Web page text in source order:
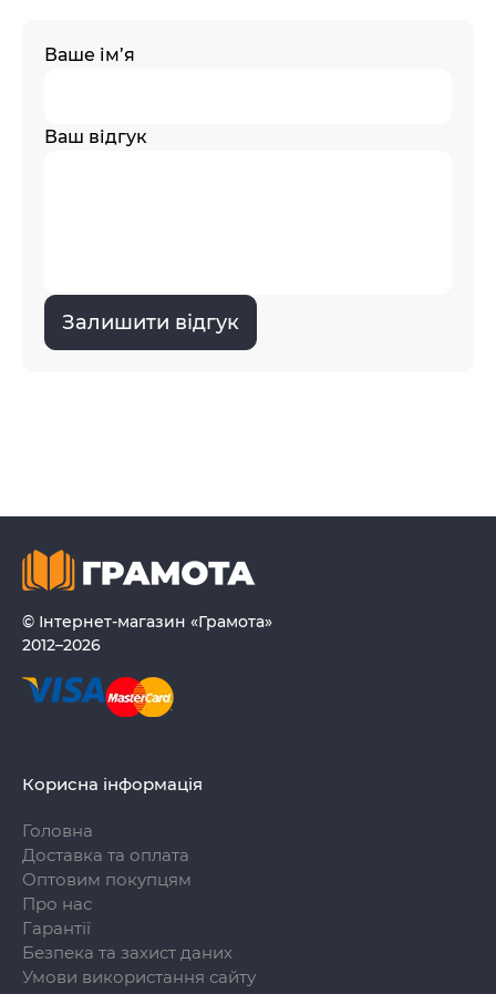
Ваше ім’я
Ваш відгук
Залишити відгук
© Інтернет-магазин «Грамота»
2012–2026
Корисна інформація
Головна
Доставка та оплата
Оптовим покупцям
Про нас
Гарантії
Безпека та захист даних
Умови використання сайту